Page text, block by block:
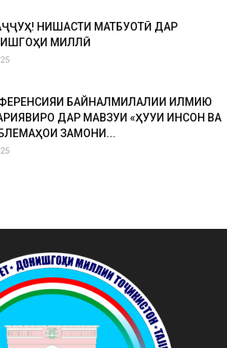
НИШАСТИ МАТБУОТӢ ДАР
МИЛЛӢ
БАЙНАЛМИЛАЛИИ ИЛМИЮ
ДАР МАВЗУИ «ҲУҚУҚИ ИНСОН ВА
ЗАМОНИ...